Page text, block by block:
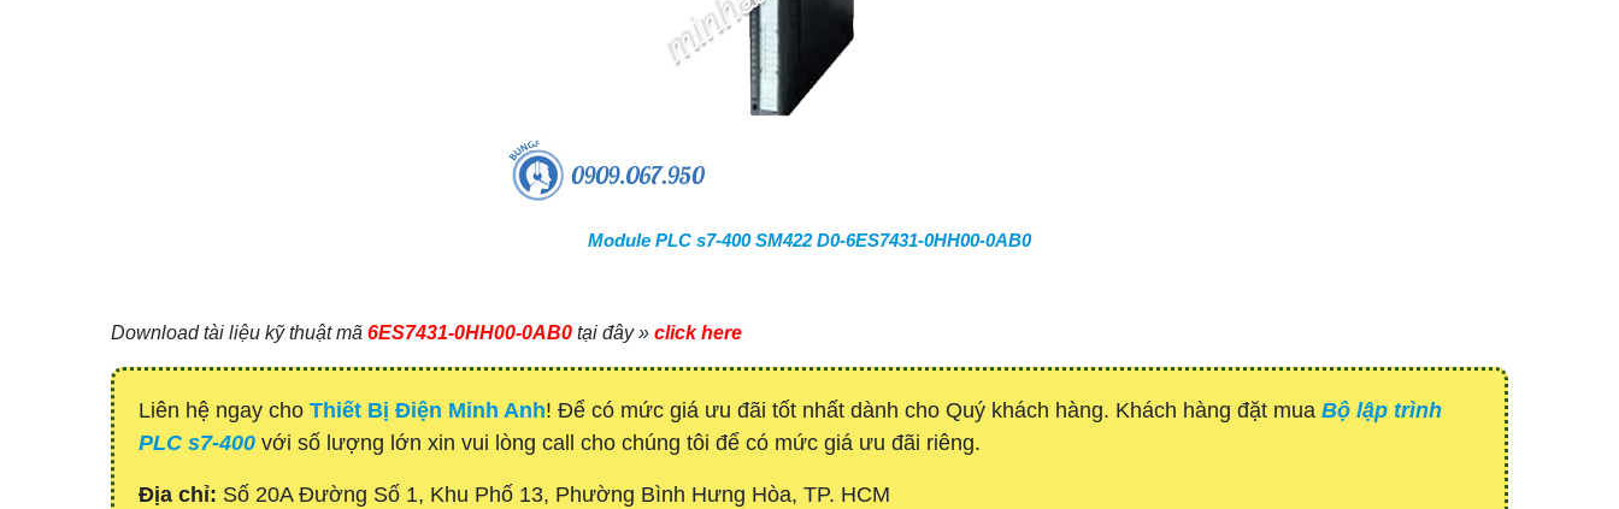
Module PLC s7-400 SM422 D0-6ES7431-0HH00-0AB0
Download tài liệu kỹ thuật mã 6ES7431-0HH00-0AB0 tại đây » click here
Liên hệ ngay cho Thiết Bị Điện Minh Anh! Để có mức giá ưu đãi tốt nhất dành cho Quý khách hàng. Khách hàng đặt mua Bộ lập trình
PLC s7-400 với số lượng lớn xin vui lòng call cho chúng tôi để có mức giá ưu đãi riêng.
Địa chỉ: Số 20A Đường Số 1, Khu Phố 13, Phường Bình Hưng Hòa, TP. HCM